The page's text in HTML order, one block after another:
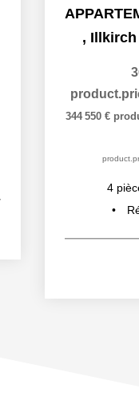
, Illkirch
344 550 €
4